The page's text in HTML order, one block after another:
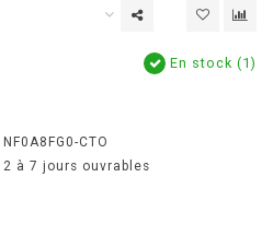
En stock (1)
NF0A8FG0-CTO
2 à 7 jours ouvrables